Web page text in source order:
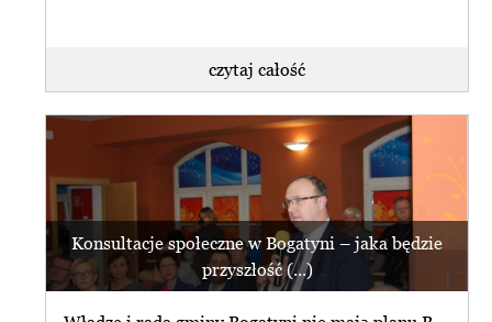
czytaj całość
Konsultacje społeczne w Bogatyni – jaka będzie
przyszłość (...)